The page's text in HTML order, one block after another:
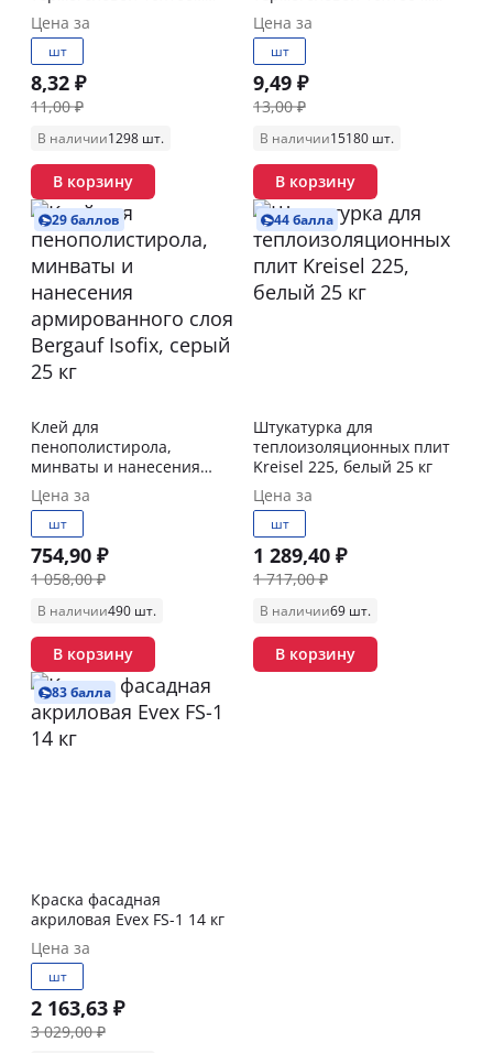
Цена за
шт
8,32 ₽
11,00 ₽
В наличии1298 шт.
В корзину
Цена за
шт
9,49 ₽
13,00 ₽
В наличии15180 шт.
В корзину
29 баллов
Клей для
пенополистирола,
минваты и нанесения
армированного слоя
Bergauf Isofix, серый 25 кг
Цена за
шт
754,90 ₽
1 058,00 ₽
В наличии490 шт.
В корзину
44 балла
Штукатурка для
теплоизоляционных плит
Kreisel 225, белый 25 кг
Цена за
шт
1 289,40 ₽
1 717,00 ₽
В наличии69 шт.
В корзину
83 балла
Краска фасадная
акриловая Evex FS-1 14 кг
Цена за
шт
2 163,63 ₽
3 029,00 ₽